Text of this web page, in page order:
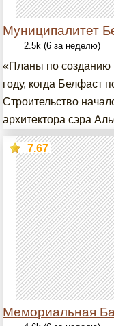
Муниципалитет
2.5k (6 за неделю)
«Планы по созданию
году, когда Белфаст
Строительство
архитектора сэра
Мемориальная
7.67